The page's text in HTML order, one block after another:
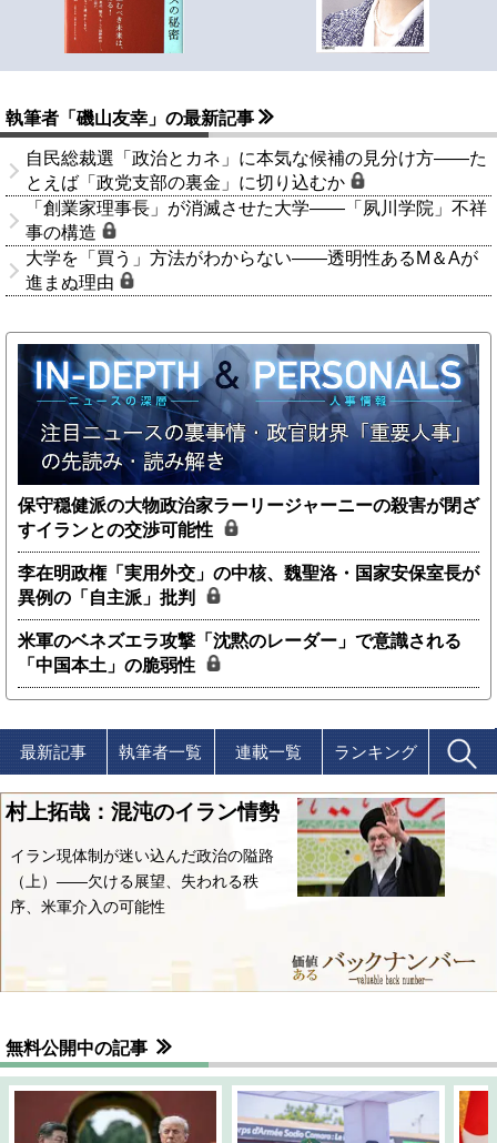
執筆者「磯山友幸」の最新記事
自民総裁選「政治とカネ」に本気な候補の見分け方――た
とえば「政党支部の裏金」に切り込むか
「創業家理事長」が消滅させた大学――「夙川学院」不祥
事の構造
大学を「買う」方法がわからない――透明性あるM＆Aが
進まぬ理由
保守穏健派の大物政治家ラーリージャーニーの殺害が閉ざ
すイランとの交渉可能性
李在明政権「実用外交」の中核、魏聖洛・国家安保室長が
異例の「自主派」批判
米軍のベネズエラ攻撃「沈黙のレーダー」で意識される
「中国本土」の脆弱性
最新記事 執筆者一覧 連載一覧 ランキング
村上拓哉：混沌のイラン情勢
イラン現体制が迷い込んだ政治の隘路
（上）――欠ける展望、失われる秩
序、米軍介入の可能性
無料公開中の記事